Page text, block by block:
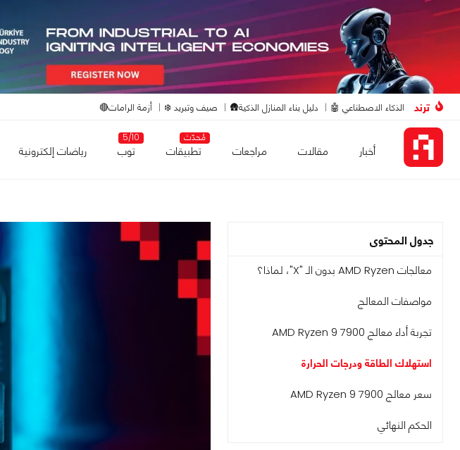
ترند الذكاء الاصطناعي 🤖 دليل بناء المنازل الذكية🛖 صيف وتبريد ❄️ أزمة الرامات🔴
أخبار مقالات مراجعات
مُحدّث
تطبيقات
5/10
توب رياضات إلكترونية
جدول المحتوى
معالجات AMD Ryzen بدون الـ "X"، لماذا؟
مواصفات المعالج
تجربة أداء معالج AMD Ryzen 9 7900
استهلاك الطاقة ودرجات الحرارة
سعر معالج AMD Ryzen 9 7900
الحكم النهائي